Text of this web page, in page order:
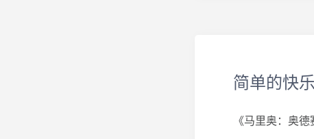
简单的快
《马里奥：奥德